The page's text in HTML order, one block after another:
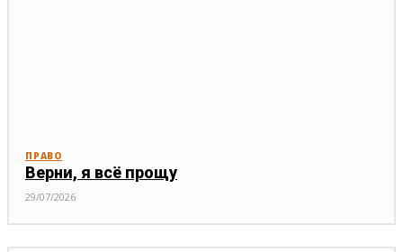
ПРАВО
Верни, я всё прощу
29/07/2026